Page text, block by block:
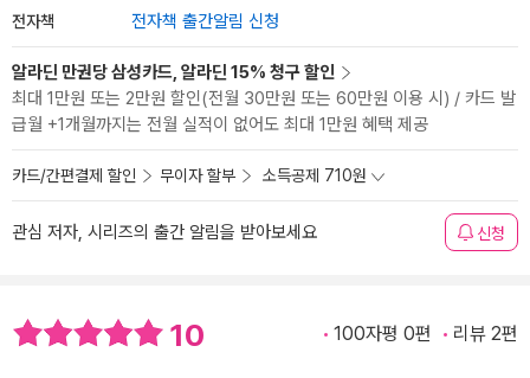
전자책 전자책 출간알림 신청
알라딘 만권당 삼성카드, 알라딘 15% 청구 할인
최대 1만원 또는 2만원 할인(전월 30만원 또는 60만원 이용 시) / 카드 발
급월 +1개월까지는 전월 실적이 없어도 최대 1만원 혜택 제공
카드/간편결제 할인 무이자 할부 소득공제 710원
관심 저자, 시리즈의 출간 알림을 받아보세요 신청
10 100자평 0편 리뷰 2편